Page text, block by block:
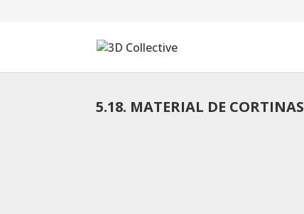
5.18. MATERIAL DE CORTINAS